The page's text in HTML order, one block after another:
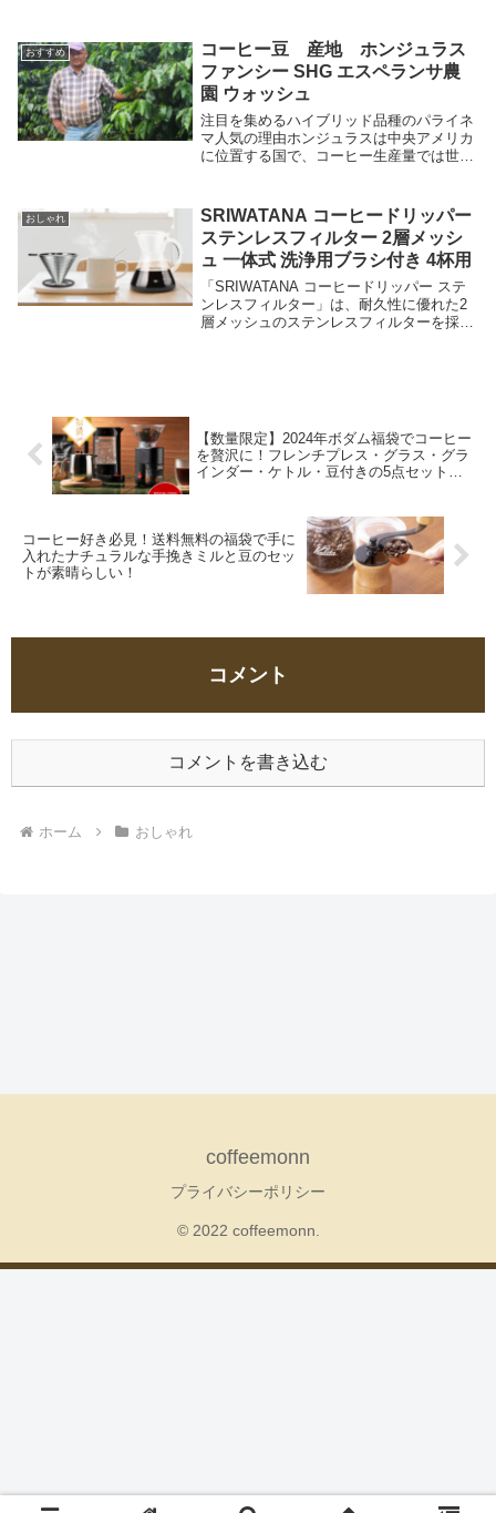
は、以下の理由で人気があります。品種の
希少性：...
おすすめ
コーヒー豆 産地 ホンジュラス
ファンシー SHG エスペランサ農
園 ウォッシュ
注目を集めるハイブリッド品種のパライネ
マ人気の理由ホンジュラスは中央アメリカ
に位置する国で、コーヒー生産量では世界
ルーティーな風味が特徴です。ホンジュラ
スのコーヒー...
おしゃれ
SRIWATANA コーヒードリッパー
ステンレスフィルター 2層メッシ
ュ 一体式 洗浄用ブラシ付き 4杯用
「SRIWATANA コーヒードリッパー ステ
ンレスフィルター」は、耐久性に優れた2
層メッシュのステンレスフィルターを採用
す。シンプルでモダンなデザインは、キッ
チンに上品なアクセントを加えることでし
ょう。コーヒー愛好家にとって、毎日のコ
ーヒータイムをより特別なものにしてくれ
【数量限定】2024年ボダム福袋でコーヒー
を贅沢に！フレンチプレス・グラス・グラ
インダー・ケトル・豆付きの5点セットが
コーヒー好き必見！送料無料の福袋で手に
入れたナチュラルな手挽きミルと豆のセッ
トが素晴らしい！
コメント
コメントを書き込む
ホーム おしゃれ
coffeemonn
プライバシーポリシー
© 2022 coffeemonn.